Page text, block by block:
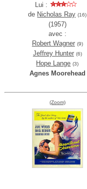
Lui :
de Nicholas Ray (16)
(1957)
avec :
Robert Wagner (9)
Jeffrey Hunter (6)
Hope Lange (3)
Agnes Moorehead
(Zoom)